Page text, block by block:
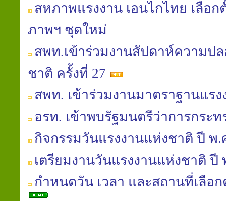
สหภาพแรงงาน เอนไกไทย เลือ
ภาพฯ ชุดใหม่
สพท.เข้าร่วมงานสัปดาห์ความป
ชาติ ครั้งที่ 27
สพท. เข้าร่วมงานมาตราฐานแร
อรท. เข้าพบรัฐมนตรีว่าการกระท
กิจกรรมวันแรงงานแห่งชาติ ปี พ.
เตรียมงานวันแรงงานแห่งชาติ ปี
กำหนดวัน เวลา และสถานที่เลือ